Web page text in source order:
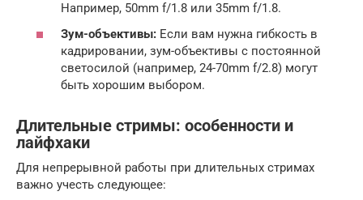
Например, 50mm f/1.8 или 35mm f/1.8.
Зум-объективы: Если вам нужна гибкость в
кадрировании, зум-объективы с постоянной
светосилой (например, 24-70mm f/2.8) могут
быть хорошим выбором.
Длительные стримы: особенности и
лайфхаки
Для непрерывной работы при длительных стримах
важно учесть следующее: